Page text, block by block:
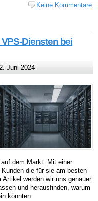
Keine Kommentare
Diensten bei
Juni 2024
dem Markt. Mit einer
die für sie am besten
werden wir uns genauer
und herausfinden, warum
könnten.